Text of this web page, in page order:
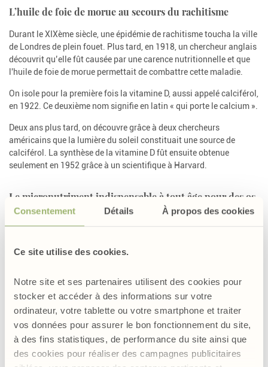
Consentement Détails À propos des cookies
Ce site utilise des cookies.
Notre site et ses partenaires utilisent des cookies pour
stocker et accéder à des informations sur votre
ordinateur, votre tablette ou votre smartphone et traiter
vos données pour assurer le bon fonctionnement du site,
à des fins statistiques, de performance du site ainsi que
des cookies pour réaliser des campagnes publicitaires
L’huile de foie de morue au secours du rachitisme
Durant le XIXème siècle, une épidémie de rachitisme toucha la ville
de Londres de plein fouet. Plus tard, en 1918, un chercheur anglais
découvrit qu’elle fût causée par une carence nutritionnelle et que
l'huile de foie de morue permettait de combattre cette maladie.
On isole pour la première fois la vitamine D, aussi appelé calciférol,
en 1922. Ce deuxième nom signifie en latin « qui porte le calcium ».
Deux ans plus tard, on découvre grâce à deux chercheurs
américains que la lumière du soleil constituait une source de
calciférol. La synthèse de la vitamine D fût ensuite obtenue
seulement en 1952 grâce à un scientifique à Harvard.
Le micronutriment indispensable à tout âge pour des os
solides
intestinale et en diminuant son élimination par les urines. La
vitamine D participe ainsi à la minéralisation et la formation des
os, ainsi qu’à leur solidification et renouvellement.
De même, elle agit en faveur du bon fonctionnement du système
musculaire. Elle joue également un rôle fondamental dans le
système immunitaire. Enfin, elle intervient dans le processus de